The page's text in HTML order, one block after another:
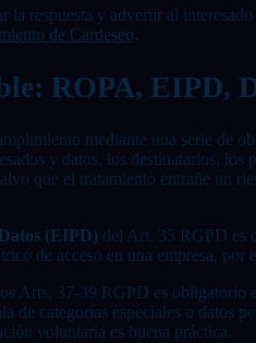
la respuesta y advertir al
de Cardeseo.
ROPA, EIPD,
mediante una serie de
y datos, los destinatarios,
que el tratamiento entrañe un
(EIPD) del Art. 35 RGPD es
de acceso en una empresa,
Arts. 37-39 RGPD es obligatorio
de categorías especiales o
voluntaria es buena práctica.